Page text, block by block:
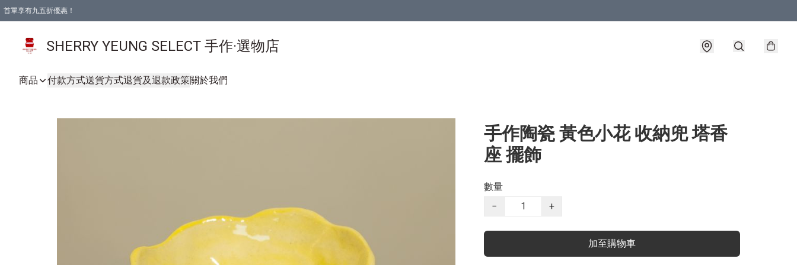
首單享有九五折優惠！
SHERRY YEUNG SELECT 手作·選物店
商品 付款方式送貨方式退貨及退款政策關於我們
手作陶瓷 黃色小花 收納兜 塔香
座 擺飾
數量
−
+
加至購物車